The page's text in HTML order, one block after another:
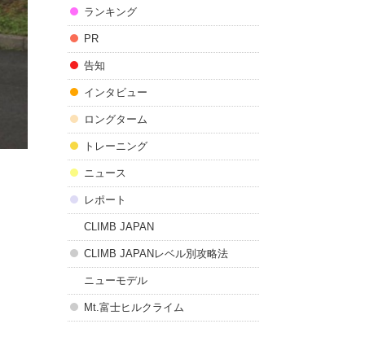
ランキング
PR
告知
インタビュー
ロングターム
トレーニング
ニュース
レポート
CLIMB JAPAN
CLIMB JAPANレベル別攻略法
ニューモデル
Mt.富士ヒルクライム